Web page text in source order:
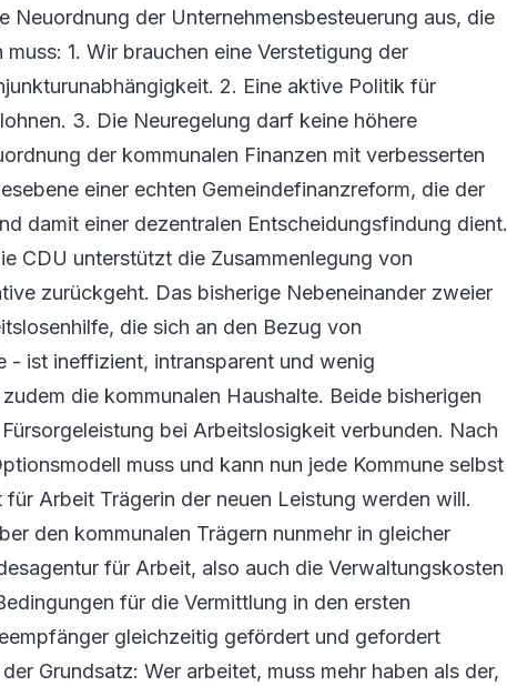
der Unternehmensbesteuerung aus, die
1. Wir brauchen eine Verstetigung der
2. Eine aktive Politik für
3. Die Neuregelung darf keine höhere
der kommunalen Finanzen mit verbesserten
einer echten Gemeindefinanzreform, die der
damit einer dezentralen Entscheidungsfindung dient.
CDU unterstützt die Zusammenlegung von
zurückgeht. Das bisherige Nebeneinander zweier
die sich an den Bezug von
- ist ineffizient, intransparent und wenig
die kommunalen Haushalte. Beide bisherigen
bei Arbeitslosigkeit verbunden. Nach
muss und kann nun jede Kommune selbst
Arbeit Trägerin der neuen Leistung werden will.
den kommunalen Trägern nunmehr in gleicher
für Arbeit, also auch die Verwaltungskosten
für die Vermittlung in den ersten
gleichzeitig gefördert und gefordert
Grundsatz: Wer arbeitet, muss mehr haben als der,